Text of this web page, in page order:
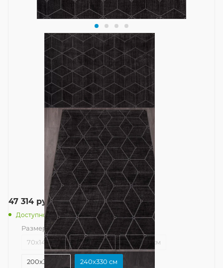
47 314 руб./шт
Доступно: 3
Размер —
240x330 см
70x140 см
120x170 см 160x230 см
200x300 см 240x330 см